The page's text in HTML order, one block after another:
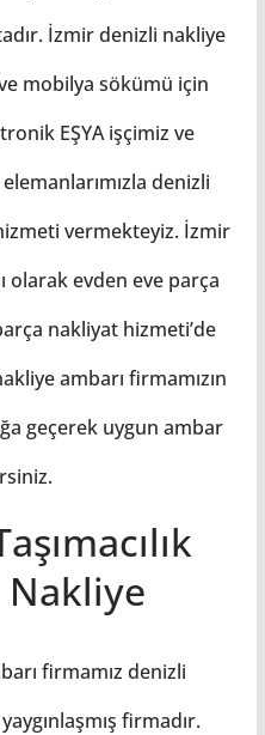
İzmir denizli nakliye
mobilya sökümü için
EŞYA işçimiz ve
denizli
vermekteyiz. İzmir
olarak evden eve parça
nakliyat hizmeti’de
ambarı firmamızın
geçerek uygun ambar
Nakliye
firmamız denizli
firmadır.